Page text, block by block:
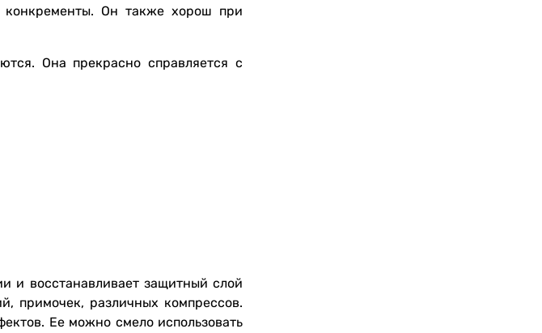
конкременты. Он также хорош при
Она прекрасно справляется с
и восстанавливает защитный слой
примочек, различных компрессов.
Ее можно смело использовать